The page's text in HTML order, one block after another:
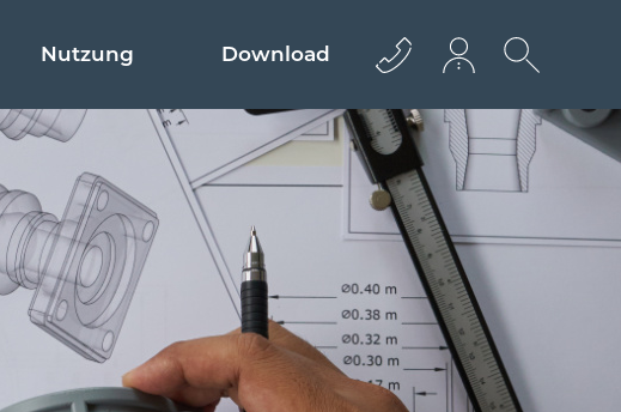
Nutzung Download
+43 512 362233
info@euro­bau.com